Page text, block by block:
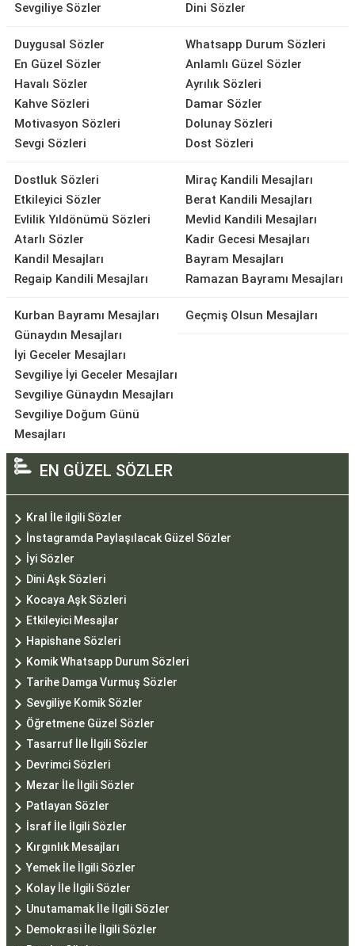
Sevgiliye Sözler
Dini Sözler
Duygusal Sözler
En Güzel Sözler
Havalı Sözler
Kahve Sözleri
Motivasyon Sözleri
Sevgi Sözleri
Whatsapp Durum Sözleri
Anlamlı Güzel Sözler
Ayrılık Sözleri
Damar Sözler
Dolunay Sözleri
Dost Sözleri
Dostluk Sözleri
Etkileyici Sözler
Evlilik Yıldönümü Sözleri
Atarlı Sözler
Kandil Mesajları
Regaip Kandili Mesajları
Miraç Kandili Mesajları
Berat Kandili Mesajları
Mevlid Kandili Mesajları
Kadir Gecesi Mesajları
Bayram Mesajları
Ramazan Bayramı Mesajları
Kurban Bayramı Mesajları
Günaydın Mesajları
İyi Geceler Mesajları
Sevgiliye İyi Geceler Mesajları
Sevgiliye Günaydın Mesajları
Sevgiliye Doğum Günü
Mesajları
Geçmiş Olsun Mesajları
EN GÜZEL SÖZLER
Kral İle ilgili Sözler
İnstagramda Paylaşılacak Güzel Sözler
İyi Sözler
Dini Aşk Sözleri
Kocaya Aşk Sözleri
Etkileyici Mesajlar
Hapishane Sözleri
Komik Whatsapp Durum Sözleri
Tarihe Damga Vurmuş Sözler
Sevgiliye Komik Sözler
Öğretmene Güzel Sözler
Tasarruf İle İlgili Sözler
Devrimci Sözleri
Mezar İle İlgili Sözler
Patlayan Sözler
İsraf İle İlgili Sözler
Kırgınlık Mesajları
Yemek İle İlgili Sözler
Kolay İle İlgili Sözler
Unutamamak İle İlgili Sözler
Demokrasi İle İlgili Sözler